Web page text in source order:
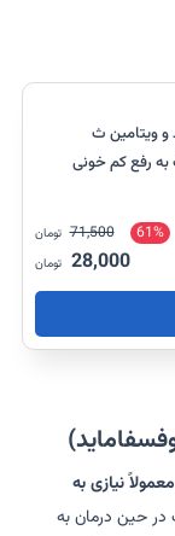
و ویتامین ث
(کمک به رفع کم خونی
61%
71,500 تومان
28,000 تومان
معمولاً نیازی به
حین درمان به